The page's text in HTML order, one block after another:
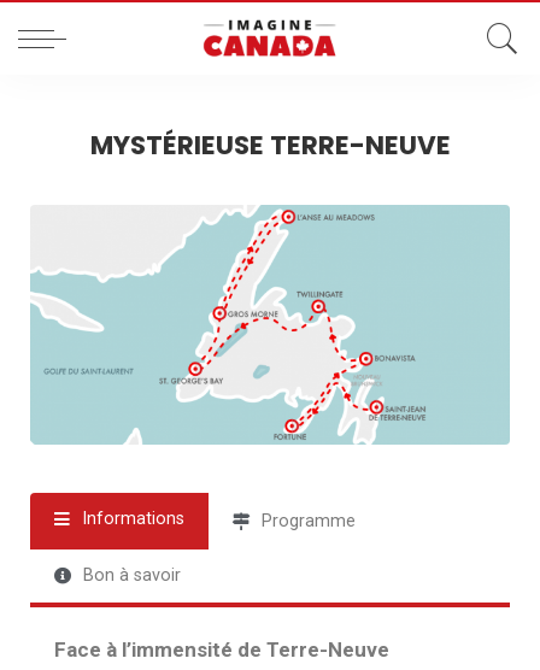
MYSTÉRIEUSE TERRE-NEUVE
Informations Programme
Bon à savoir
Face à l’immensité de Terre-Neuve